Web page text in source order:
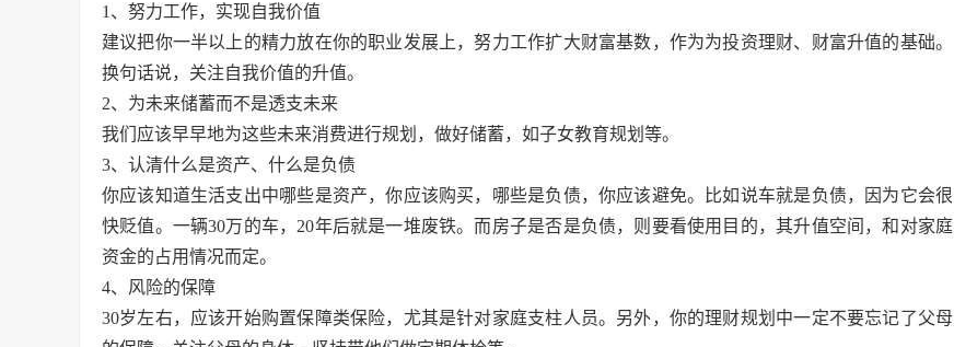
1、努力工作，实现自我价值
建议把你一半以上的精力放在你的职业发展上，努力工作扩大财富基数，作为为投资理财、财富升值的基础。
换句话说，关注自我价值的升值。
2、为未来储蓄而不是透支未来
我们应该早早地为这些未来消费进行规划，做好储蓄，如子女教育规划等。
3、认清什么是资产、什么是负债
你应该知道生活支出中哪些是资产，你应该购买，哪些是负债，你应该避免。比如说车就是负债，因为它会很
快贬值。一辆30万的车，20年后就是一堆废铁。而房子是否是负债，则要看使用目的，其升值空间，和对家庭
资金的占用情况而定。
4、风险的保障
30岁左右，应该开始购置保障类保险，尤其是针对家庭支柱人员。另外，你的理财规划中一定不要忘记了父母